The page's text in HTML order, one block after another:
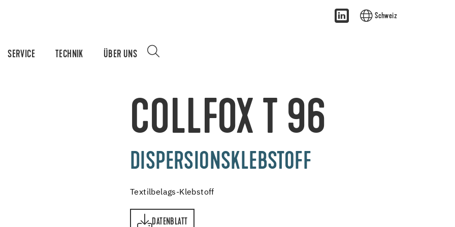
Schweiz
SERVICE TECHNIK ÜBER UNS
COLLFOX T 96
DISPERSIONSKLEBSTOFF
Textilbelags-Klebstoff
DATENBLATT